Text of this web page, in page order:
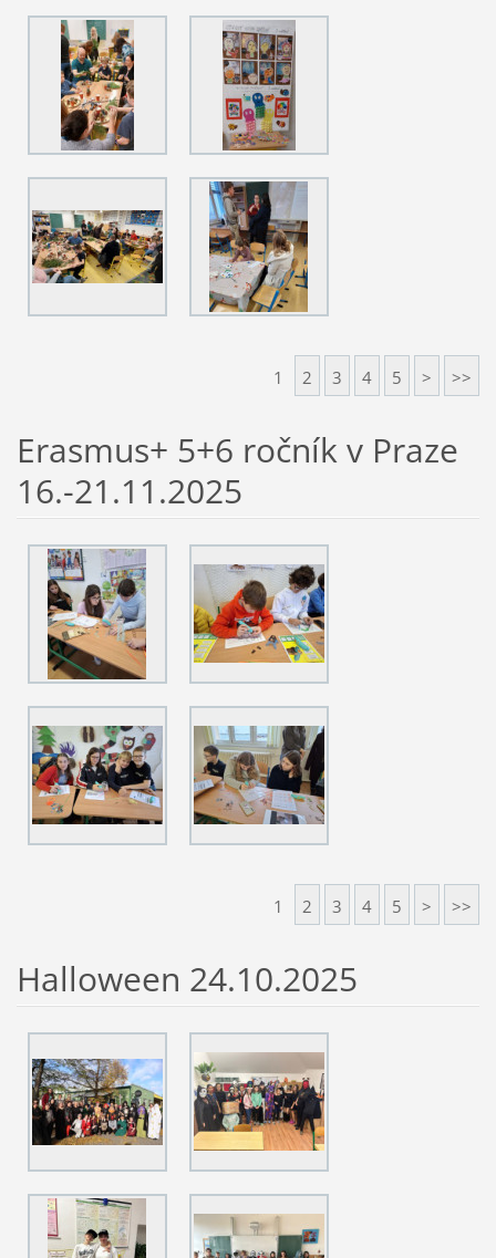
1 2 3 4 5 > >>
Erasmus+ 5+6 ročník v Praze
16.-21.11.2025
1 2 3 4 5 > >>
Halloween 24.10.2025